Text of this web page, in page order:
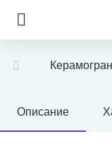
Описание